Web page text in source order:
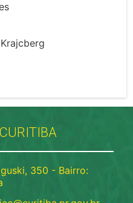
350 - Bairro: